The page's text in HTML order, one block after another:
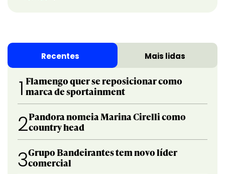
Recentes Mais lidas
1 Flamengo quer se reposicionar como
marca de sportainment
2Pandora nomeia Marina Cirelli como
country head
3Grupo Bandeirantes tem novo líder
comercial